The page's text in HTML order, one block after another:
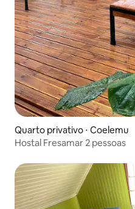
Quarto privativo ⋅ Coelemu
Hostal Fresamar 2 pessoas